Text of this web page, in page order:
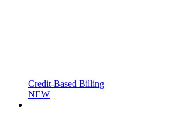
Credit-Based Billing
NEW